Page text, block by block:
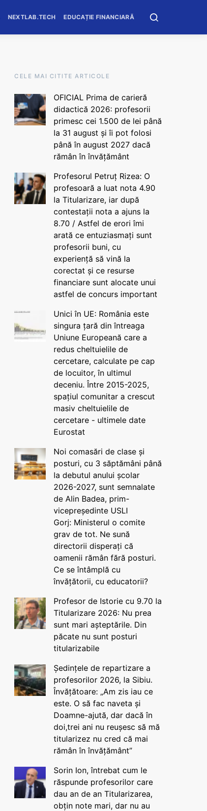
NEXTLAB.TECH EDUCAȚIE FINANCIARĂ
CELE MAI CITITE ARTICOLE
OFICIAL Prima de carieră
didactică 2026: profesorii
primesc cei 1.500 de lei până
la 31 august și îi pot folosi
până în august 2027 dacă
rămân în învățământ
Profesorul Petruț Rizea: O
profesoară a luat nota 4.90
la Titularizare, iar după
contestații nota a ajuns la
8.70 / Astfel de erori îmi
arată ce entuziasmați sunt
profesorii buni, cu
experiență să vină la
corectat și ce resurse
financiare sunt alocate unui
astfel de concurs important
Unici în UE: România este
singura țară din întreaga
Uniune Europeană care a
redus cheltuielile de
cercetare, calculate pe cap
de locuitor, în ultimul
deceniu. Între 2015-2025,
spațiul comunitar a crescut
masiv cheltuielile de
cercetare - ultimele date
Eurostat
Noi comasări de clase și
posturi, cu 3 săptămâni până
la debutul anului școlar
2026-2027, sunt semnalate
de Alin Badea, prim-
vicepreședinte USLI
Gorj: Ministerul o comite
grav de tot. Ne sună
directorii disperați că
oamenii rămân fără posturi.
Ce se întâmplă cu
învățătorii, cu educatorii?
Profesor de Istorie cu 9.70 la
Titularizare 2026: Nu prea
sunt mari așteptările. Din
păcate nu sunt posturi
titularizabile
Ședințele de repartizare a
profesorilor 2026, la Sibiu.
Învățătoare: „Am zis iau ce
este. O să fac naveta și
Doamne-ajută, dar dacă în
doi,trei ani nu reușesc să mă
titularizez nu cred că mai
rămân în învățământ”
Sorin Ion, întrebat cum le
răspunde profesorilor care
dau an de an Titularizarea,
obțin note mari, dar nu au